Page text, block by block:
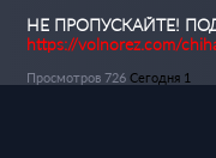
НЕ ПРОПУСКАЙТЕ!
https://volnorez.com/
Просмотров 726 Сегодня 1